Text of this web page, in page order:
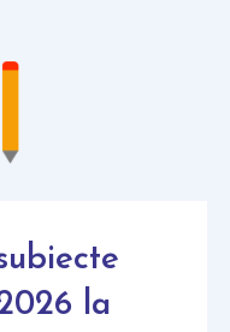
la